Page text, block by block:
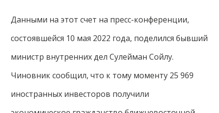
Данными на этот счет на пресс-конференции,
состоявшейся 10 мая 2022 года, поделился бывший
министр внутренних дел Сулейман Сойлу.
Чиновник сообщил, что к тому моменту 25 969
иностранных инвесторов получили